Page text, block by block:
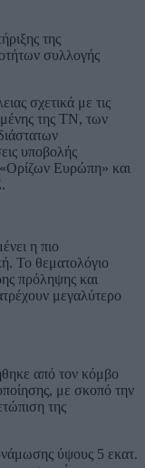
της
συλλογής
σχετικά με τις
της ΤΝ, των
υποβολής
Ευρώπη» και
η πιο
Το θεματολόγιο
πρόληψης και
μεγαλύτερο
από τον κόμβο
με σκοπό την
της
ύψους 5 εκατ.